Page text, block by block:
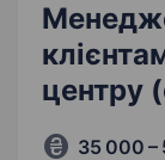
центру
35 000 –